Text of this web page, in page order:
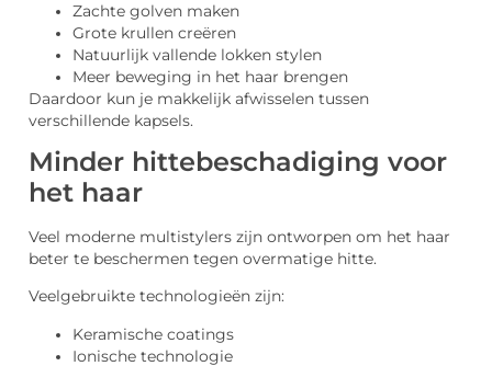
Zachte golven maken
Grote krullen creëren
Natuurlijk vallende lokken stylen
Meer beweging in het haar brengen
Daardoor kun je makkelijk afwisselen tussen
verschillende kapsels.
Minder hittebeschadiging voor
het haar
Veel moderne multistylers zijn ontworpen om het haar
beter te beschermen tegen overmatige hitte.
Veelgebruikte technologieën zijn:
Keramische coatings
Ionische technologie